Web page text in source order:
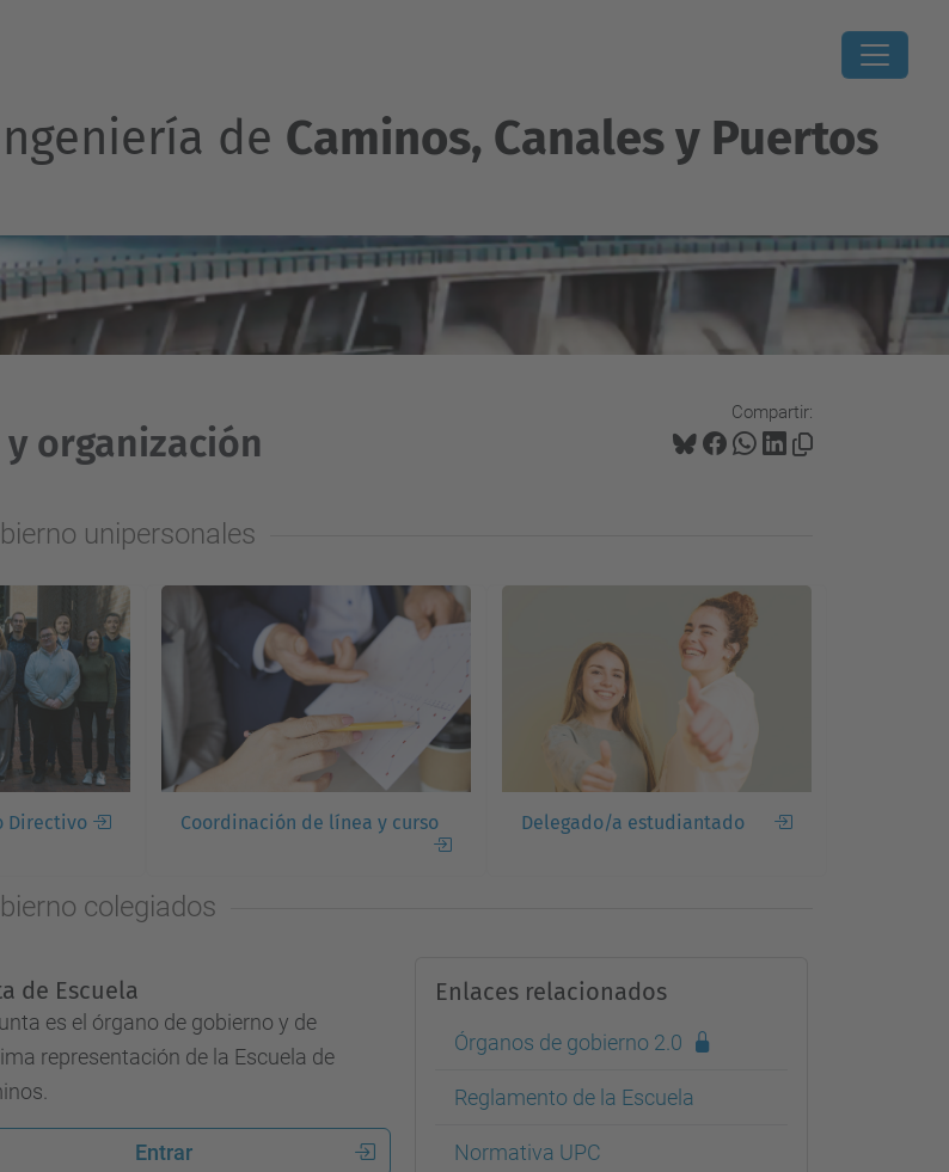
de Caminos, Canales y Puertos
Compartir:
organización
unipersonales
Directivo Coordinación de línea y curso Delegado/a estudiantado
colegiados
de Escuela
es el órgano de gobierno y de
representación de la Escuela de
Entrar
Enlaces relacionados
Órganos de gobierno 2.0
Reglamento de la Escuela
Normativa UPC